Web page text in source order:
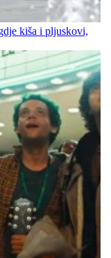
kiša i pljuskovi,